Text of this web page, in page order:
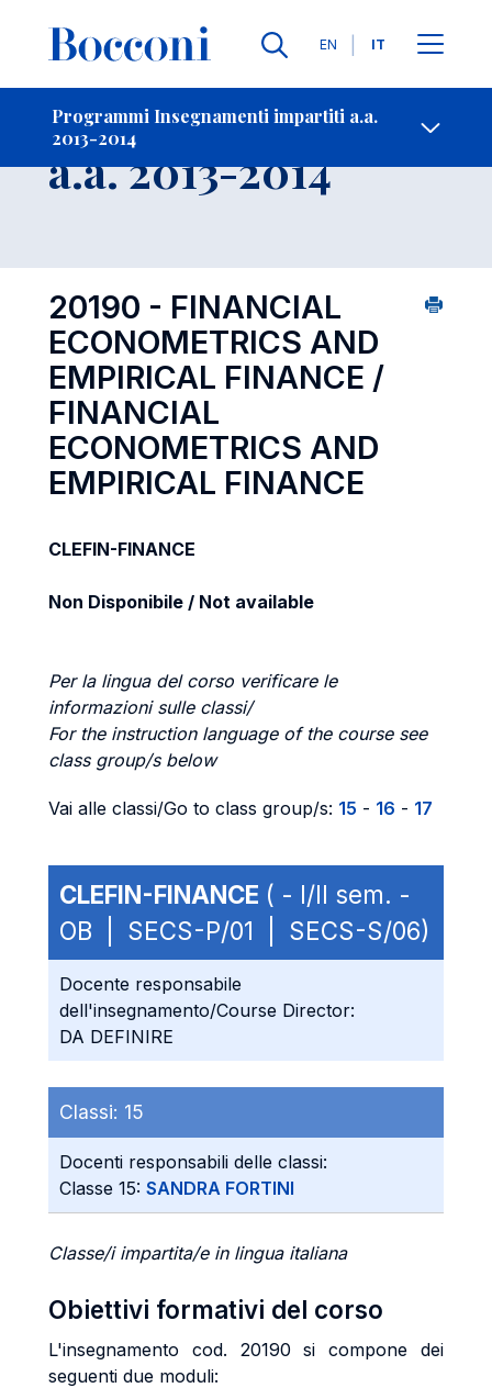
Lingue
EN IT
Programmi Insegnamenti impartiti a.a.
2013-2014
-
Insegnamento
a.a. 2013-2014
20190 - FINANCIAL
ECONOMETRICS AND
EMPIRICAL FINANCE /
FINANCIAL
ECONOMETRICS AND
EMPIRICAL FINANCE
CLEFIN-FINANCE
Non Disponibile / Not available
Per la lingua del corso verificare le
informazioni sulle classi/
For the instruction language of the course see
class group/s below
Vai alle classi/Go to class group/s: 15 - 16 - 17
CLEFIN-FINANCE ( - I/II sem. -
OB | SECS-P/01 | SECS-S/06)
Docente responsabile
dell'insegnamento/Course Director:
DA DEFINIRE
Classi: 15
Docenti responsabili delle classi:
Classe 15: SANDRA FORTINI
Classe/i impartita/e in lingua italiana
Obiettivi formativi del corso
L'insegnamento cod. 20190 si compone dei
seguenti due moduli: